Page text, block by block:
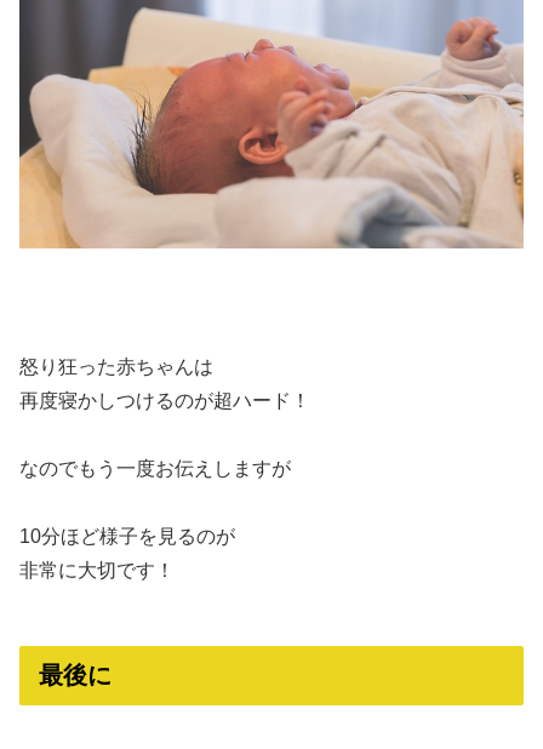
怒り狂った赤ちゃんは
再度寝かしつけるのが超ハード！
なのでもう一度お伝えしますが
10分ほど様子を見るのが
非常に大切です！
最後に